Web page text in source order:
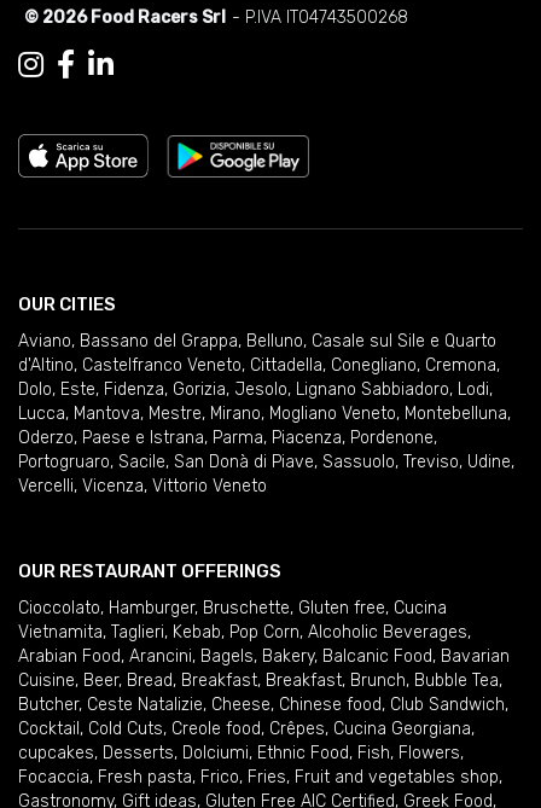
© 2026 Food Racers Srl - P.IVA IT04743500268
OUR CITIES
Aviano, Bassano del Grappa, Belluno, Casale sul Sile e Quarto
d'Altino, Castelfranco Veneto, Cittadella, Conegliano, Cremona,
Dolo, Este, Fidenza, Gorizia, Jesolo, Lignano Sabbiadoro, Lodi,
Lucca, Mantova, Mestre, Mirano, Mogliano Veneto, Montebelluna,
Oderzo, Paese e Istrana, Parma, Piacenza, Pordenone,
Portogruaro, Sacile, San Donà di Piave, Sassuolo, Treviso, Udine,
Vercelli, Vicenza, Vittorio Veneto
OUR RESTAURANT OFFERINGS
Cioccolato, Hamburger, Bruschette, Gluten free, Cucina
Vietnamita, Taglieri, Kebab, Pop Corn, Alcoholic Beverages,
Arabian Food, Arancini, Bagels, Bakery, Balcanic Food, Bavarian
Cuisine, Beer, Bread, Breakfast, Breakfast, Brunch, Bubble Tea,
Butcher, Ceste Natalizie, Cheese, Chinese food, Club Sandwich,
Cocktail , Cold Cuts, Creole food, Crêpes, Cucina Georgiana,
cupcakes, Desserts, Dolciumi, Ethnic Food, Fish, Flowers,
Focaccia, Fresh pasta, Frico, Fries, Fruit and vegetables shop,
Gastronomy, Gift ideas, Gluten Free AIC Certified, Greek Food,